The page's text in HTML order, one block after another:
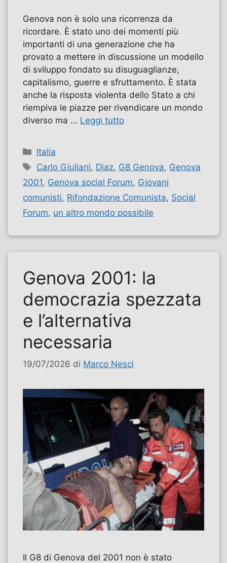
Genova non è solo una ricorrenza da
ricordare. È stato uno dei momenti più
importanti di una generazione che ha
provato a mettere in discussione un modello
di sviluppo fondato su disuguaglianze,
capitalismo, guerre e sfruttamento. È stata
anche la risposta violenta dello Stato a chi
riempiva le piazze per rivendicare un mondo
diverso ma … Leggi tutto
Categorie
Italia
Tag
Carlo Giuliani, Diaz, G8 Genova, Genova
2001, Genova social Forum, Giovani
comunisti, Rifondazione Comunista, Social
Forum, un altro mondo possibile
Genova 2001: la
democrazia spezzata
e l’alternativa
necessaria
19/07/2026 di Marco Nesci
Il G8 di Genova del 2001 non è stato